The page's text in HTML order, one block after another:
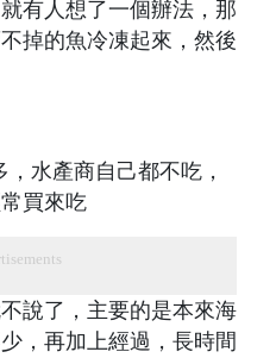
有人想了一個辦法，那
掉的魚冷凍起來，然後
說了，主要的是本來海
，再加上經過，長時間